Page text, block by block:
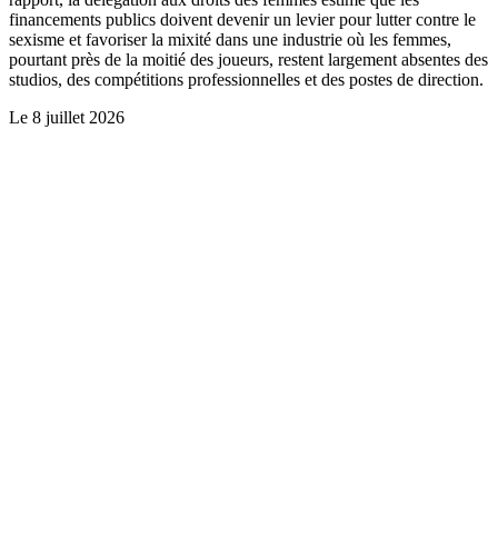
financements publics doivent devenir un levier pour lutter contre le
sexisme et favoriser la mixité dans une industrie où les femmes,
pourtant près de la moitié des joueurs, restent largement absentes des
studios, des compétitions professionnelles et des postes de direction.
Le 8 juillet 2026